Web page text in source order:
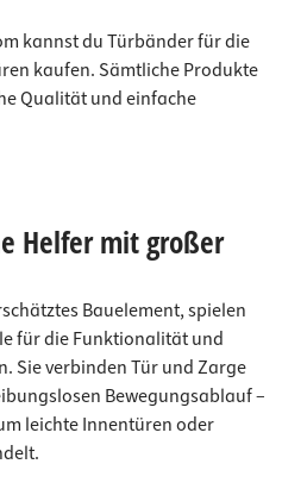
kannst du Türbänder für die
kaufen. Sämtliche Produkte
Qualität und einfache
Helfer mit großer
Bauelement, spielen
für die Funktionalität und
Sie verbinden Tür und Zarge
Bewegungsablauf –
leichte Innentüren oder